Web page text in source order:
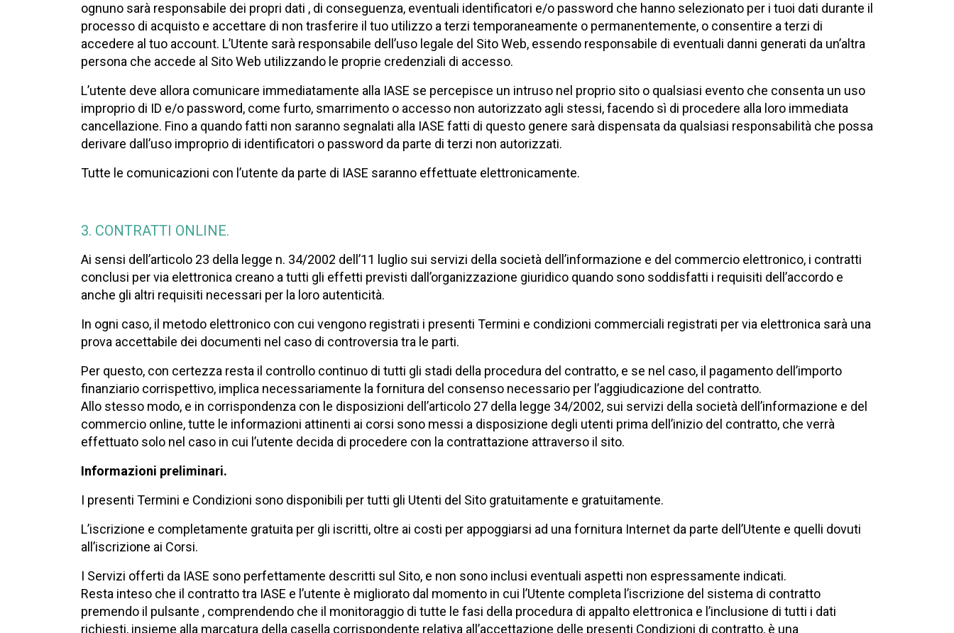
ognuno sarà responsabile dei propri dati , di conseguenza, eventuali identificatori e/o password che hanno selezionato per i tuoi dati durante il
processo di acquisto e accettare di non trasferire il tuo utilizzo a terzi temporaneamente o permanentemente, o consentire a terzi di
accedere al tuo account. L’Utente sarà responsabile dell’uso legale del Sito Web, essendo responsabile di eventuali danni generati da un’altra
persona che accede al Sito Web utilizzando le proprie credenziali di accesso.
L’utente deve allora comunicare immediatamente alla IASE se percepisce un intruso nel proprio sito o qualsiasi evento che consenta un uso
improprio di ID e/o password, come furto, smarrimento o accesso non autorizzato agli stessi, facendo sì di procedere alla loro immediata
cancellazione. Fino a quando fatti non saranno segnalati alla IASE fatti di questo genere sarà dispensata da qualsiasi responsabilità che possa
derivare dall’uso improprio di identificatori o password da parte di terzi non autorizzati.
Tutte le comunicazioni con l’utente da parte di IASE saranno effettuate elettronicamente.
3. CONTRATTI ONLINE.
Ai sensi dell’articolo 23 della legge n. 34/2002 dell’11 luglio sui servizi della società dell’informazione e del commercio elettronico, i contratti
conclusi per via elettronica creano a tutti gli effetti previsti dall’organizzazione giuridico quando sono soddisfatti i requisiti dell’accordo e
anche gli altri requisiti necessari per la loro autenticità.
In ogni caso, il metodo elettronico con cui vengono registrati i presenti Termini e condizioni commerciali registrati per via elettronica sarà una
prova accettabile dei documenti nel caso di controversia tra le parti.
Per questo, con certezza resta il controllo continuo di tutti gli stadi della procedura del contratto, e se nel caso, il pagamento dell’importo
finanziario corrispettivo, implica necessariamente la fornitura del consenso necessario per l’aggiudicazione del contratto.
Allo stesso modo, e in corrispondenza con le disposizioni dell’articolo 27 della legge 34/2002, sui servizi della società dell’informazione e del
commercio online, tutte le informazioni attinenti ai corsi sono messi a disposizione degli utenti prima dell’inizio del contratto, che verrà
effettuato solo nel caso in cui l’utente decida di procedere con la contrattazione attraverso il sito.
Informazioni preliminari.
I presenti Termini e Condizioni sono disponibili per tutti gli Utenti del Sito gratuitamente e gratuitamente.
L’iscrizione e completamente gratuita per gli iscritti, oltre ai costi per appoggiarsi ad una fornitura Internet da parte dell’Utente e quelli dovuti
all’iscrizione ai Corsi.
I Servizi offerti da IASE sono perfettamente descritti sul Sito, e non sono inclusi eventuali aspetti non espressamente indicati.
Resta inteso che il contratto tra IASE e l’utente è migliorato dal momento in cui l’Utente completa l’iscrizione del sistema di contratto
premendo il pulsante , comprendendo che il monitoraggio di tutte le fasi della procedura di appalto elettronica e l’inclusione di tutti i dati
richiesti, insieme alla marcatura della casella corrispondente relativa all’accettazione delle presenti Condizioni di contratto, è una